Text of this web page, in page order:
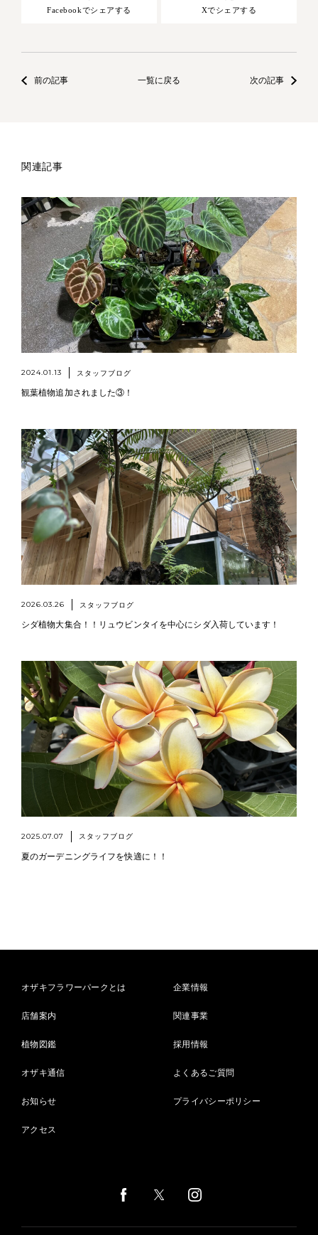
Facebookでシェアする Xでシェアする
前の記事 一覧に戻る 次の記事
関連記事
2024.01.13 スタッフブログ
観葉植物追加されました③！
2026.03.26 スタッフブログ
シダ植物大集合！！リュウビンタイを中心にシダ入荷しています！
2025.07.07 スタッフブログ
夏のガーデニングライフを快適に！！
オザキフラワーパークとは
店舗案内
植物図鑑
オザキ通信
お知らせ
アクセス
企業情報
関連事業
採用情報
よくあるご質問
プライバシーポリシー